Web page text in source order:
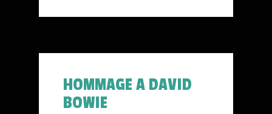
HOMMAGE A DAVID
BOWIE